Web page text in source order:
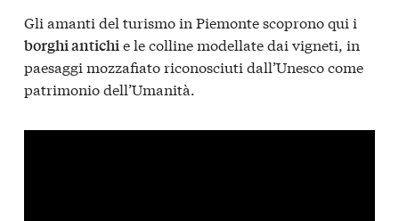
Gli amanti del turismo in Piemonte scoprono qui i
borghi antichie le colline modellate dai vigneti, in
paesaggi mozzafiato riconosciuti dall’Unesco come
patrimonio dell’Umanità.